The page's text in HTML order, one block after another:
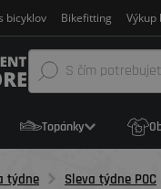
bicyklov Bikefitting Výkup
Topánky
týdne Sleva týdne POC